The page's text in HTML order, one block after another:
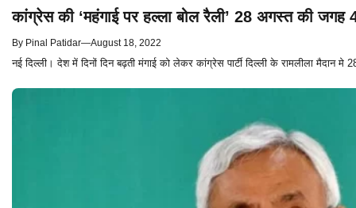
कांग्रेस की ‘महंगाई पर हल्ला बोल रैली’ 28 अगस्त की जगह 4
By Pinal Patidar—August 18, 2022
नई दिल्ली। देश में दिनों दिन बढ़ती मंगाई को लेकर कांग्रेस पार्टी दिल्ली के रामलीला मैदान